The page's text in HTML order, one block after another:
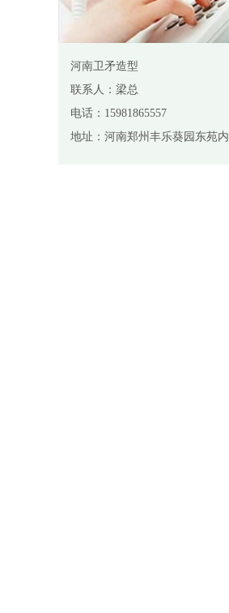
河南卫矛造型
联系人：梁总
电话：15981865557
地址：河南郑州丰乐葵园东苑内